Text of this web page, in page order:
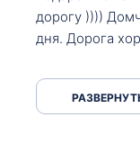
дорогу ))))
дня. Дорога
серпантинах